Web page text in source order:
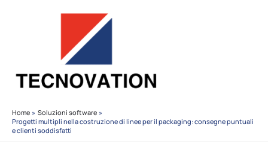
Home
Soluzioni software
Progetti multipli nella costruzione di linee per il packaging: consegne puntuali
e clienti soddisfatti